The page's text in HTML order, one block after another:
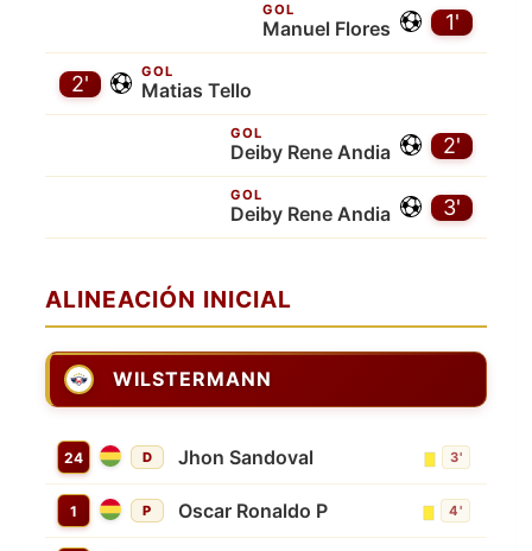
1'
GOL
Manuel Flores
GOL
Matias Tello
2'
2'
GOL
Deiby Rene Andia
3'
GOL
Deiby Rene Andia
ALINEACIÓN INICIAL
WILSTERMANN
24 D Jhon Sandoval 3'
1 P Oscar Ronaldo P 4'